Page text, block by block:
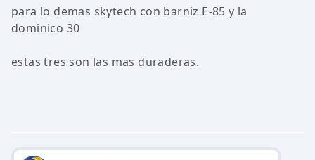
para lo demas skytech con barniz E-85 y la
dominico 30
estas tres son las mas duraderas.